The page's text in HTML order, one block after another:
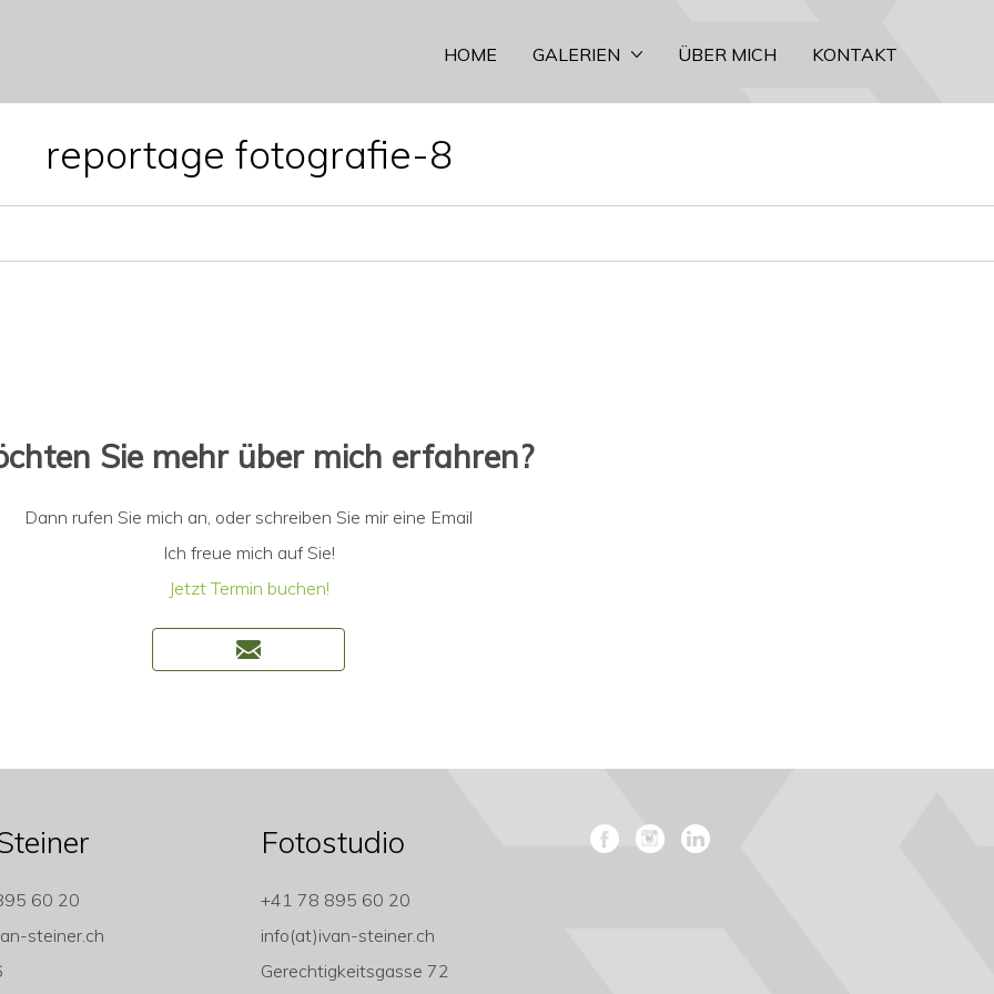
HOME GALERIEN ÜBER MICH KONTAKT
reportage fotografie-8
Sie mehr über mich erfahren?
Dann rufen Sie mich an, oder schreiben Sie mir eine Email
Ich freue mich auf Sie!
Jetzt Termin buchen!
60 20
steiner.ch
Fotostudio
+41 78 895 60 20
info(at)ivan-steiner.ch
Gerechtigkeitsgasse 72